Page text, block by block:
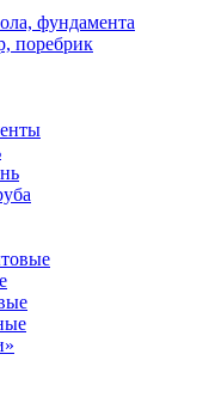
фундамента
поребрик